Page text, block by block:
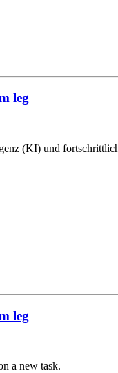
leg
(KI) und
leg
a new task.